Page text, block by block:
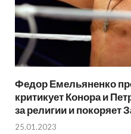
Федор Емельяненко
критикует Конора и
за религии и покоряет
25.01.2023